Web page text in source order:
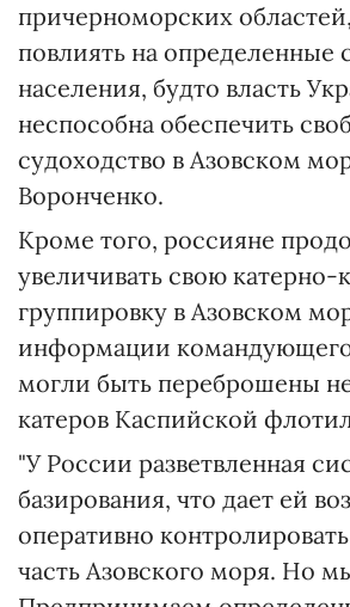
причерноморских
повлиять на определенные
населения, будто власть
неспособна обеспечить
судоходство в Азовском
Воронченко.
Кроме того, россияне
увеличивать свою катерно-
группировку в Азовском
информации
могли быть переброшены
катеров Каспийской
"У России разветвленная
базирования, что дает ей
оперативно
часть Азовского моря. Но